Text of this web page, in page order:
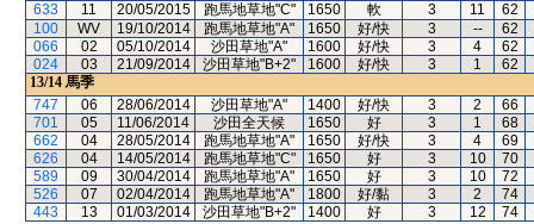
633
11 20/05/2015 跑馬地草地"C" 1650 軟 3 11
62
100
WV 19/10/2014 跑馬地草地"A" 1650 好/快 3 --
62
066
02 05/10/2014 沙田草地"A" 1600 好/快 3 4
62
024
03 21/09/2014 沙田草地"B+2" 1600 好/快 3 1
62
13/14 馬季
747
06 28/06/2014 沙田草地"A" 1400 好/快 3 2
66
701
05 11/06/2014 沙田全天候 1650 好 3 1
68
662
04 28/05/2014 跑馬地草地"A" 1650 好/快 3 4
69
626
04 14/05/2014 跑馬地草地"C" 1650 好 3 10
70
589
09 30/04/2014 跑馬地草地"A" 1650 好 3 10
72
526
07 02/04/2014 跑馬地草地"A" 1800 好/黏 3 2
74
443
13 01/03/2014 沙田草地"B+2" 1400 好 3 12 74